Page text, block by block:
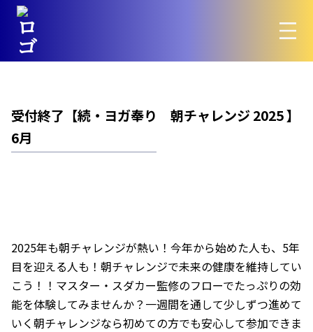
受付終了【続・ヨガ奉り 朝チャレンジ 2025 】
6月
2025年も朝チャレンジが熱い！今年から始めた人も、5年
目を迎える人も！朝チャレンジで未来の健康を維持してい
こう！！マスター・スダカー監修のフローでたっぷりの効
能を体験してみませんか？一週間を通して少しずつ進めて
いく朝チャレンジなら初めての方でも安心して参加できま